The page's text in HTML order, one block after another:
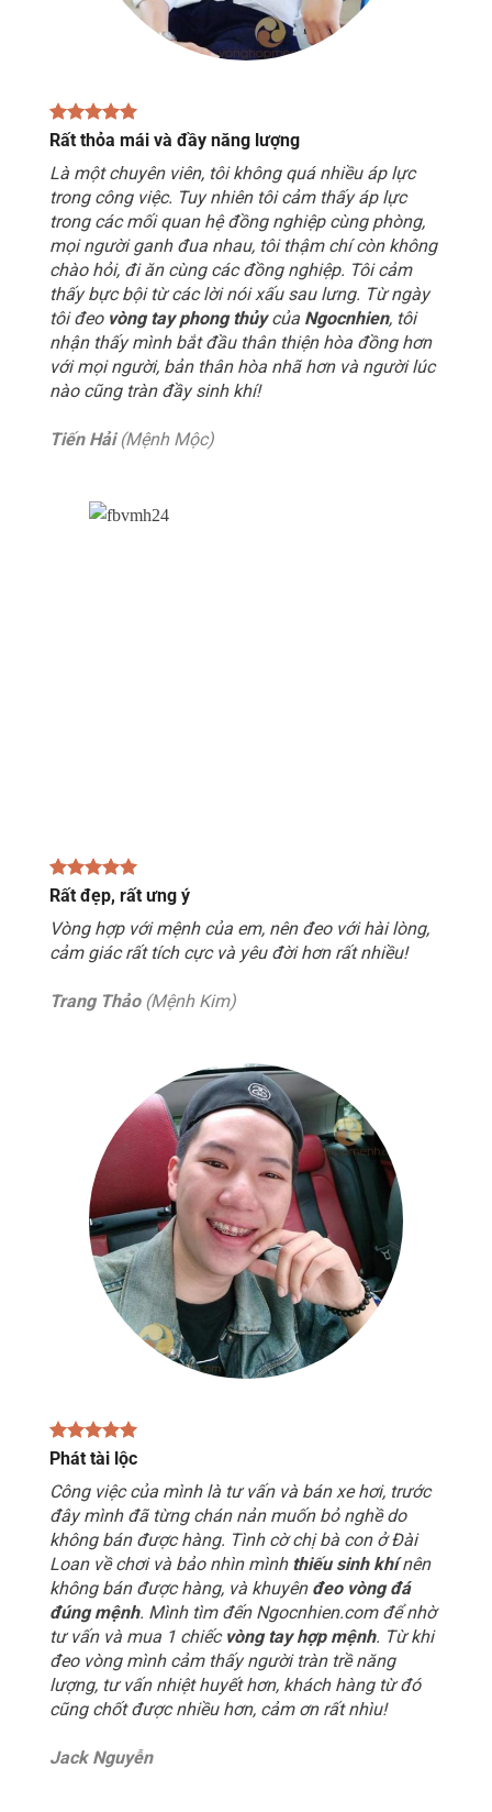
Rất thỏa mái và đầy năng lượng
Là một chuyên viên, tôi không quá nhiều áp lực
trong công việc. Tuy nhiên tôi cảm thấy áp lực
trong các mối quan hệ đồng nghiệp cùng phòng,
mọi người ganh đua nhau, tôi thậm chí còn không
chào hỏi, đi ăn cùng các đồng nghiệp. Tôi cảm
thấy bực bội từ các lời nói xấu sau lưng. Từ ngày
tôi đeo vòng tay phong thủycủa Ngocnhien, tôi
nhận thấy mình bắt đầu thân thiện hòa đồng hơn
với mọi người, bản thân hòa nhã hơn và người lúc
nào cũng tràn đầy sinh khí!
Tiến Hải(Mệnh Mộc)
Rất đẹp, rất ưng ý
Vòng hợp với mệnh của em, nên đeo với hài lòng,
cảm giác rất tích cực và yêu đời hơn rất nhiều!
Trang Thảo(Mệnh Kim)
Phát tài lộc
Công việc của mình là tư vấn và bán xe hơi, trước
đây mình đã từng chán nản muốn bỏ nghề do
không bán được hàng. Tình cờ chị bà con ở Đài
Loan về chơi và bảo nhìn mình thiếu sinh khínên
không bán được hàng, và khuyên đeo vòng đá
đúng mệnh. Mình tìm đến Ngocnhien.com để nhờ
tư vấn và mua 1 chiếc vòng tay hợp mệnh. Từ khi
đeo vòng mình cảm thấy người tràn trề năng
lượng, tư vấn nhiệt huyết hơn, khách hàng từ đó
cũng chốt được nhiều hơn, cảm ơn rất nhìu!
Jack Nguyễn